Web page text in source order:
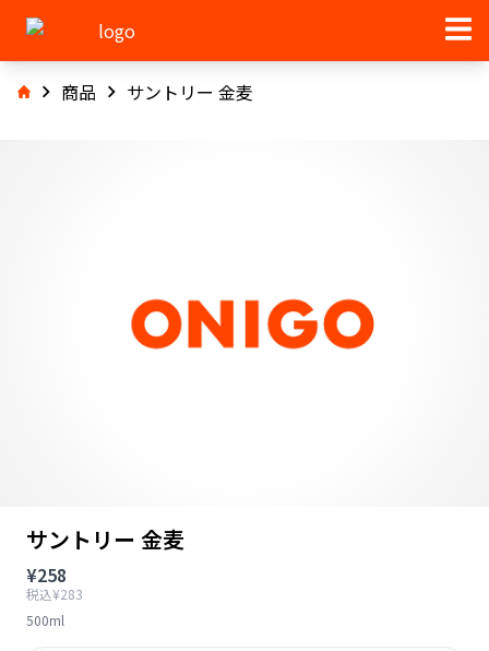
商品 サントリー 金麦
サントリー 金麦
¥258
税込¥283
500ml